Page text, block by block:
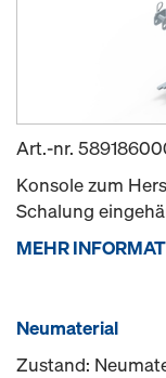
Art.-nr.
Konsole zum
Schalung
MEHR
Neumaterial
Zustand: